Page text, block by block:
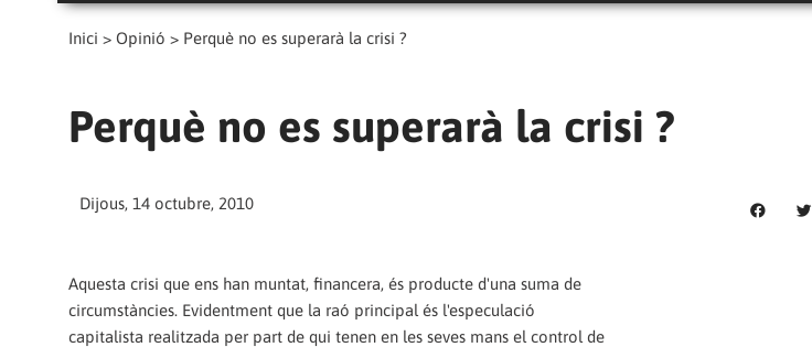
Inici > Opinió > Perquè no es superarà la crisi ?
Perquè no es superarà la crisi ?
Dijous, 14 octubre, 2010
Aquesta crisi que ens han muntat, financera, és producte d'una suma de
circumstàncies. Evidentment que la raó principal és l'especulació
capitalista realitzada per part de qui tenen en les seves mans el control de